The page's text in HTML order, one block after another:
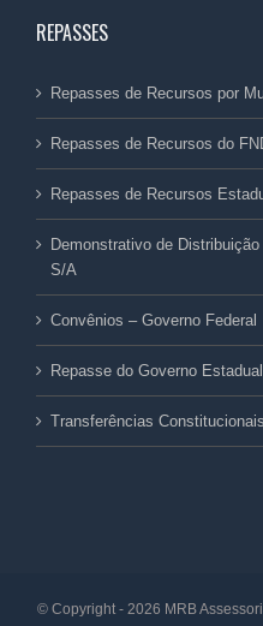
REPASSES
Repasses de Recursos por
Repasses de Recursos do
Repasses de Recursos
Demonstrativo de
S/A
Convênios – Governo Federal
Repasse do Governo Estadual
Transferências
© Copyright - 2026 MRB